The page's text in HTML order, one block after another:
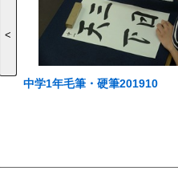
<
中学1年毛筆・硬筆201910